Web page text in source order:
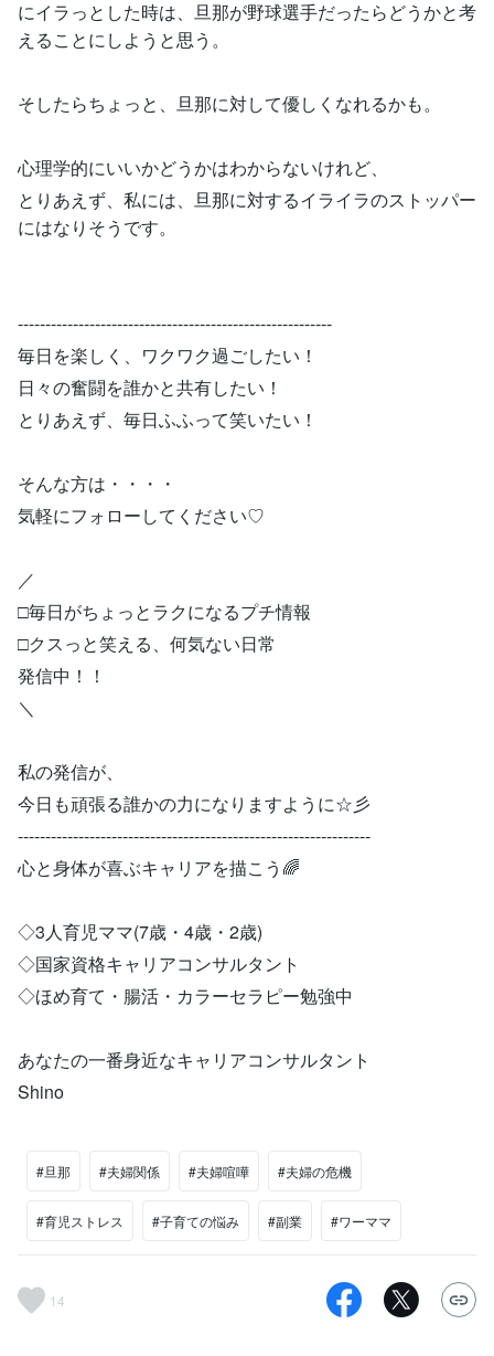
にイラっとした時は、旦那が野球選手だったらどうかと考
えることにしようと思う。
そしたらちょっと、旦那に対して優しくなれるかも。
心理学的にいいかどうかはわからないけれど、
とりあえず、私には、旦那に対するイライラのストッパー
にはなりそうです。
---------------------------------------------------------
毎日を楽しく、ワクワク過ごしたい！
日々の奮闘を誰かと共有したい！
とりあえず、毎日ふふって笑いたい！
そんな方は・・・・
気軽にフォローしてください♡
／
□毎日がちょっとラクになるプチ情報
□クスっと笑える、何気ない日常
発信中！！
＼
私の発信が、
今日も頑張る誰かの力になりますように☆彡
----------------------------------------------------------------
心と身体が喜ぶキャリアを描こう🌈
◇3人育児ママ(7歳・4歳・2歳)
◇国家資格キャリアコンサルタント
◇ほめ育て・腸活・カラーセラピー勉強中
あなたの一番身近なキャリアコンサルタント
Shino
#旦那 #夫婦関係 #夫婦喧嘩 #夫婦の危機
#育児ストレス #子育ての悩み #副業 #ワーママ
14